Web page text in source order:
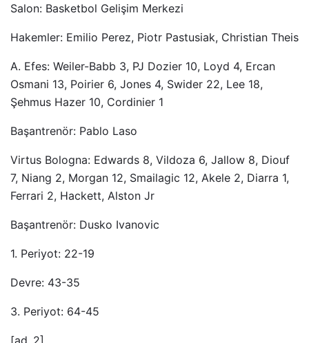
Salon: Basketbol Gelişim Merkezi
Hakemler: Emilio Perez, Piotr Pastusiak, Christian Theis
A. Efes: Weiler-Babb 3, PJ Dozier 10, Loyd 4, Ercan
Osmani 13, Poirier 6, Jones 4, Swider 22, Lee 18,
Şehmus Hazer 10, Cordinier 1
Başantrenör: Pablo Laso
Virtus Bologna: Edwards 8, Vildoza 6, Jallow 8, Diouf
7, Niang 2, Morgan 12, Smailagic 12, Akele 2, Diarra 1,
Ferrari 2, Hackett, Alston Jr
Başantrenör: Dusko Ivanovic
1. Periyot: 22-19
Devre: 43-35
3. Periyot: 64-45
[ad_2]